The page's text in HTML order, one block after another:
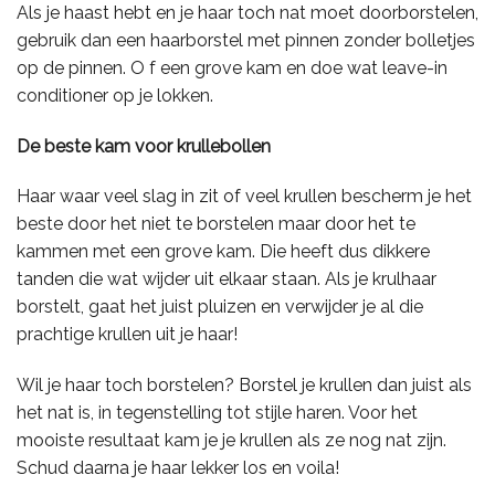
Als je haast hebt en je haar toch nat moet doorborstelen,
gebruik dan een haarborstel met pinnen zonder bolletjes
op de pinnen. O f een grove kam en doe wat leave-in
conditioner op je lokken.
De beste kam voor krullebollen
Haar waar veel slag in zit of veel krullen bescherm je het
beste door het niet te borstelen maar door het te
kammen met een grove kam. Die heeft dus dikkere
tanden die wat wijder uit elkaar staan. Als je krulhaar
borstelt, gaat het juist pluizen en verwijder je al die
prachtige krullen uit je haar!
Wil je haar toch borstelen? Borstel je krullen dan juist als
het nat is, in tegenstelling tot stijle haren. Voor het
mooiste resultaat kam je je krullen als ze nog nat zijn.
Schud daarna je haar lekker los en voila!